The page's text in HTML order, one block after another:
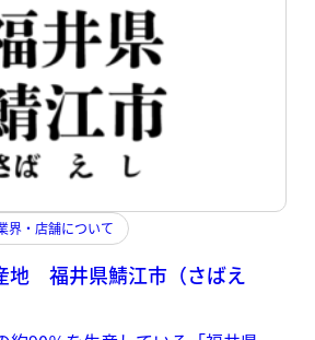
界・店舗について
地 福井県鯖江市（さばえ